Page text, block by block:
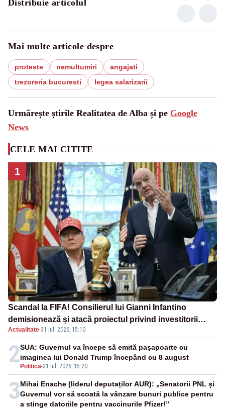
Distribuie articolul
Mai multe articole despre
proteste nemultumiri
angajati
trezoreria bucuresti
legea salarizarii
Urmărește știrile Realitatea de Alba și pe Google
News
CELE MAI CITITE
1
Scandal la FIFA! Consilierul lui Gianni Infantino
demisionează și atacă proiectul privind investitorii
străini
Actualitate·31 iul. 2026, 15:10
2 Politica-31 iul. 2026, 15:20
SUA: Guvernul va începe să emită paşapoarte cu
imaginea lui Donald Trump începând cu 8 august
3Mihai Enache (liderul deputaților AUR): „Senatorii PNL și
Guvernul vor să scoată la vânzare bunuri publice pentru
a stinge datoriile pentru vaccinurile Pfizer!”